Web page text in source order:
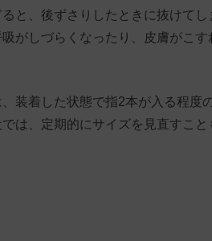
と、後ずさりしたときに抜けて
がしづらくなったり、皮膚がこ
装着した状態で指2本が入る程度
は、定期的にサイズを見直すこと